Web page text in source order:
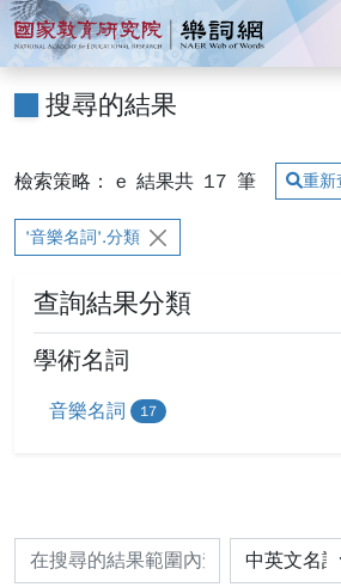
跳到主要內容
:::
國家教育研究院 樂
搜尋的結果
檢索策略： e 結果共 17 筆 重新
'音樂名詞'.分類
查詢結果分類
學術名詞
音樂名詞 17